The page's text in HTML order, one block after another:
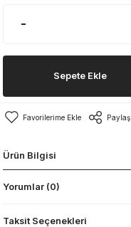
Sepete Ekle
Paylaş
Ürün Bilgisi
Yorumlar (0)
Taksit Seçenekleri